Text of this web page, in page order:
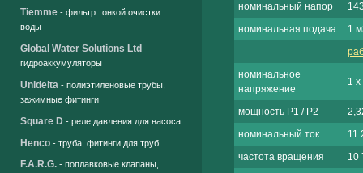
Tiemme - фильтр тонкой очистки
воды
Global Water Solutions Ltd -
гидроаккумуляторы
Unidelta - полиэтиленовые трубы,
зажимные фитинги
Square D - реле давления для насоса
Henco - труба, фитинги для труб
F.A.R.G. - поплавковые клапаны,
номинальный напор
номинальная подача
1
номинальное
напряжение
1
мощность P1 / P2
номинальный ток
частота вращения
10